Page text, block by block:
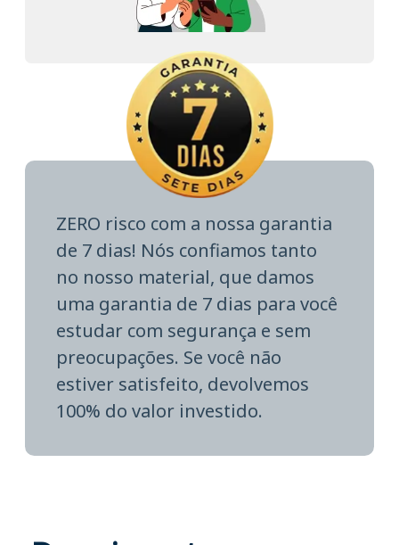
ZERO risco com a nossa garantia
de 7 dias! Nós confiamos tanto
no nosso material, que damos
uma garantia de 7 dias para você
estudar com segurança e sem
preocupações. Se você não
estiver satisfeito, devolvemos
100% do valor investido.